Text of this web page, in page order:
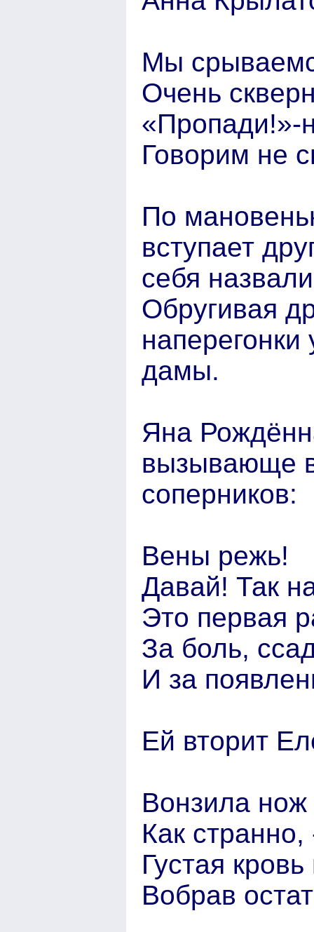
Мы
Очень
«Пропади!»-
Говорим не
По
вступает
себя
Обругивая
дамы.
Яна
вызывающе
соперников:
Вены режь!
Давай! Так
Это первая
За боль,
И за
Ей вторит
Вонзила нож
Как
Густая
Вобрав